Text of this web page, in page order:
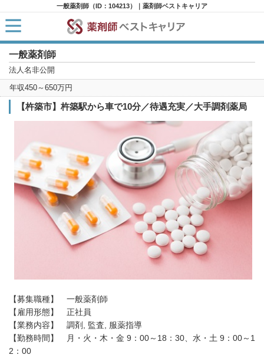
一般薬剤師（ID：104213）｜薬剤師ベストキャリア
一般薬剤師
法人名非公開
年収450～650万円
【杵築市】杵築駅から車で10分／待遇充実／大手調剤薬局
【募集職種】 一般薬剤師
【雇用形態】 正社員
【業務内容】 調剤, 監査, 服薬指導
【勤務時間】 月・火・木・金 9：00～18：30、水・土 9：00～1
2：00
HOME
求人検索
新着求人
求人ランキング
キャリアアドバイザー紹介
コラム
転職支援サービスに申し込む